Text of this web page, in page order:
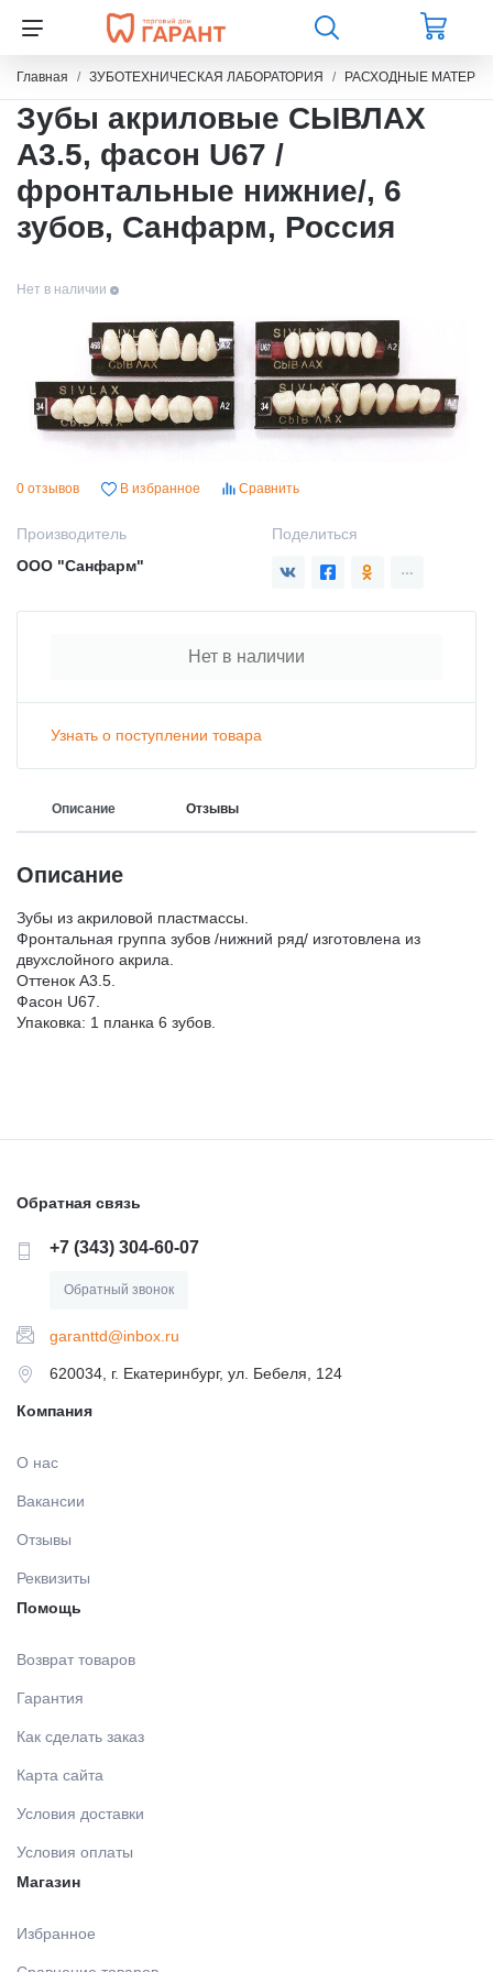
Главная ЗУБОТЕХНИЧЕСКАЯ ЛАБОРАТОРИЯ РАСХОДНЫЕ
Зубы акриловые СЫВЛАХ
A3.5, фасон U67 /
фронтальные нижние/, 6
зубов, Санфарм, Россия
Нет в наличии
0 отзывов В избранное Сравнить
Производитель
ООО "Санфарм"
Поделиться
Нет в наличии
Узнать о поступлении товара
Описание Отзывы
Описание
Зубы из акриловой пластмассы.
Фронтальная группа зубов /нижний ряд/ изготовлена из
двухслойного акрила.
Оттенок A3.5.
Фасон U67.
Упаковка: 1 планка 6 зубов.
Обратная связь
+7 (343) 304-60-07
Обратный звонок
garanttd@inbox.ru
620034, г. Екатеринбург, ул. Бебеля, 124
Компания
О нас
Вакансии
Отзывы
Реквизиты
Помощь
Возврат товаров
Гарантия
Как сделать заказ
Карта сайта
Условия доставки
Условия оплаты
Магазин
Избранное